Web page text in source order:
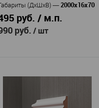
(ДхШхВ) — 2000x16x70
руб. / м.п.
руб. / шт
—Плинтус